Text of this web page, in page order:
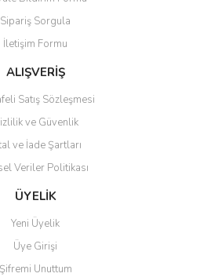
bulunuyor.
daha pahalı.
olmalı.
Gönder
Sipariş Sorgula
İletişim Formu
ALIŞVERİŞ
Satış Sözleşmesi
ve Güvenlik
ve İade Şartları
Veriler Politikası
ÜYELİK
Yeni Üyelik
Üye Girişi
Şifremi Unuttum